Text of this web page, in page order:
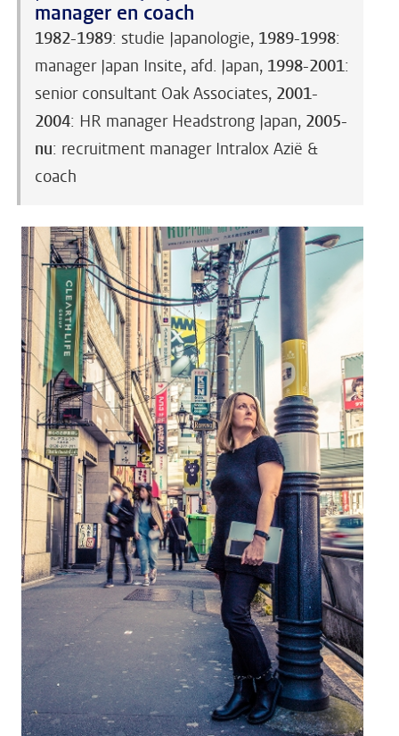
manager en coach
1982-1989: studie Japanologie, 1989-1998:
manager Japan Insite, afd. Japan, 1998-2001:
senior consultant Oak Associates, 2001-
2004: HR manager Headstrong Japan, 2005-
nu: recruitment manager Intralox Azië &
coach